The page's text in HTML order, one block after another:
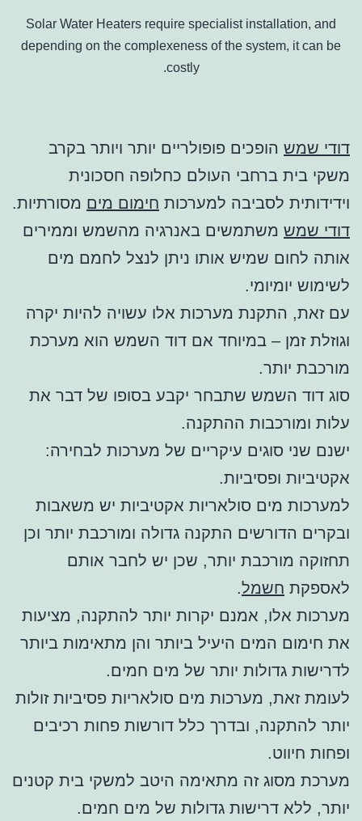
Solar Water Heaters require specialist installation, and
depending on the complexeness of the system, it can be
costly.
דודי שמש הופכים פופולריים יותר ויותר בקרב
משקי בית ברחבי העולם כחלופה חסכונית
וידידותית לסביבה למערכות חימום מים מסורתיות.
דודי שמש משתמשים באנרגיה מהשמש וממירים
אותה לחום שמיש אותו ניתן לנצל לחמם מים
לשימוש יומיומי.
עם זאת, התקנת מערכות אלו עשויה להיות יקרה
וגוזלת זמן – במיוחד אם דוד השמש הוא מערכת
מורכבת יותר.
סוג דוד השמש שתבחר יקבע בסופו של דבר את
עלות ומורכבות ההתקנה.
ישנם שני סוגים עיקריים של מערכות לבחירה:
אקטיביות ופסיביות.
למערכות מים סולאריות אקטיביות יש משאבות
ובקרים הדורשים התקנה גדולה ומורכבת יותר וכן
תחזוקה מורכבת יותר, שכן יש לחבר אותם
לאספקת חשמל.
מערכות אלו, אמנם יקרות יותר להתקנה, מציעות
את חימום המים היעיל ביותר והן מתאימות ביותר
לדרישות גדולות יותר של מים חמים.
לעומת זאת, מערכות מים סולאריות פסיביות זולות
יותר להתקנה, ובדרך כלל דורשות פחות רכיבים
ופחות חיווט.
מערכת מסוג זה מתאימה היטב למשקי בית קטנים
יותר, ללא דרישות גדולות של מים חמים.